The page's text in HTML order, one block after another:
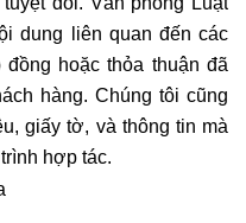
dung liên quan đến các
hoặc thỏa thuận đã
hàng. Chúng tôi cũng
giấy tờ, và thông tin mà
hợp tác.